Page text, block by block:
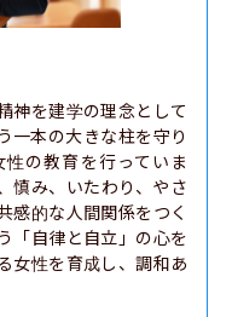
神を建学の理念として
一本の大きな柱を守り
の教育を行っていま
慎み、いたわり、やさ
感的な人間関係をつく
「自律と自立」の心を
女性を育成し、調和あ